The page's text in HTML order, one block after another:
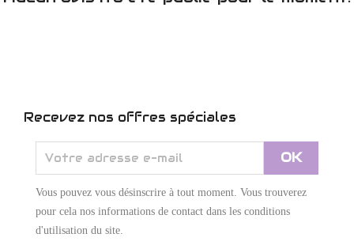
Recevez nos offres spéciales
Vous pouvez vous désinscrire à tout moment. Vous trouverez
pour cela nos informations de contact dans les conditions
d'utilisation du site.